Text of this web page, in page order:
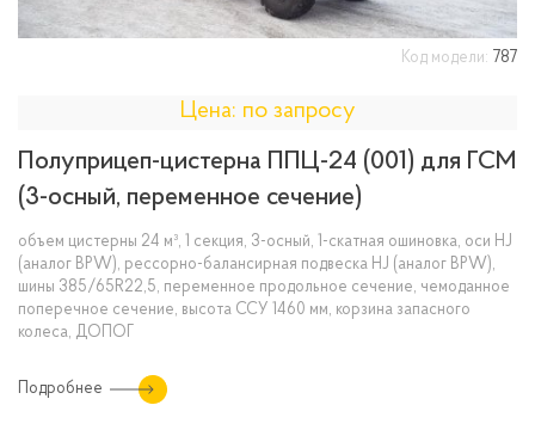
Код модели: 787
Цена: по запросу
Полуприцеп-цистерна ППЦ-24 (001) для ГСМ
(3-осный, переменное сечение)
объем цистерны 24 м³, 1 секция, 3-осный, 1-скатная ошиновка, оси HJ
(аналог BPW), рессорно-балансирная подвеска HJ (аналог BPW),
шины 385/65R22,5, переменное продольное сечение, чемоданное
поперечное сечение, высота ССУ 1460 мм, корзина запасного
колеса, ДОПОГ
Подробнее